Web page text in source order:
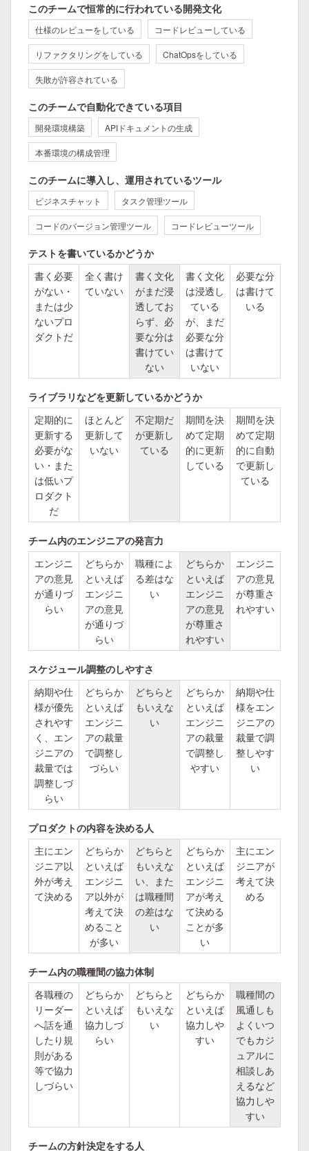
このチームで恒常的に行われている開発文化
仕様のレビューをしている コードレビューしている
リファクタリングをしている ChatOpsをしている
失敗が許容されている
このチームで自動化できている項目
開発環境構築 APIドキュメントの生成
本番環境の構成管理
このチームに導入し、運用されているツール
ビジネスチャット タスク管理ツール
コードのバージョン管理ツール コードレビューツール
テストを書いているかどうか
書く必要
がない・
または少
ないプロ
ダクトだ
全く書け
ていない
書く文化
がまだ浸
透してお
らず、必
要な分は
書けてい
ない
書く文化
は浸透し
ている
が、まだ
必要な分
は書けて
いない
必要な分
は書けて
いる
ライブラリなどを更新しているかどうか
定期的に
更新する
必要がな
い・また
は低いプ
ロダクト
だ
ほとんど
更新して
いない
不定期だ
が更新し
ている
期間を決
めて定期
的に更新
している
期間を決
めて定期
的に自動
で更新し
ている
チーム内のエンジニアの発言力
エンジニ
アの意見
が通りづ
らい
どちらか
といえば
エンジニ
アの意見
が通りづ
らい
職種によ
る差はな
い
どちらか
といえば
エンジニ
アの意見
が尊重さ
れやすい
エンジニ
アの意見
が尊重さ
れやすい
スケジュール調整のしやすさ
納期や仕
様が優先
されやす
く、エン
ジニアの
裁量では
調整しづ
らい
どちらか
といえば
エンジニ
アの裁量
で調整し
づらい
どちらと
もいえな
い
どちらか
といえば
エンジニ
アの裁量
で調整し
やすい
納期や仕
様をエン
ジニアの
裁量で調
整しやす
い
プロダクトの内容を決める人
主にエン
ジニア以
外が考え
て決める
どちらか
といえば
エンジニ
ア以外が
考えて決
めること
が多い
どちらと
もいえな
い、また
は職種間
の差はな
い
どちらか
といえば
エンジニ
アが考え
て決める
ことが多
い
主にエン
ジニアが
考えて決
める
チーム内の職種間の協力体制
各職種の
リーダー
へ話を通
したり規
則がある
等で協力
しづらい
どちらか
といえば
協力しづ
らい
どちらと
もいえな
い
どちらか
といえば
協力しや
すい
職種間の
風通しも
よくいつ
でもカジ
ュアルに
相談しあ
えるなど
協力しや
すい
チームの方針決定をする人